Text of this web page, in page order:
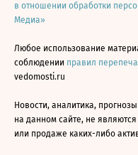
в отношении обработки
Медиа»
Любое использование
соблюдении правил
vedomosti.ru
Новости, аналитика,
на данном сайте, не
или продаже каких-либо